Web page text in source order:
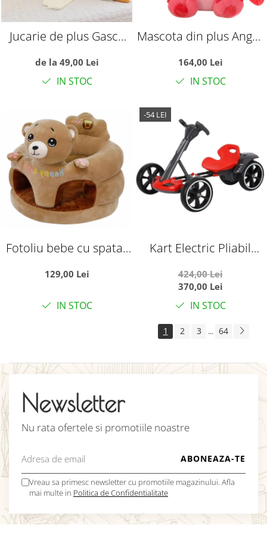
Jucarie de plus Gasca
de la 49,00 Lei
IN STOC
Mascota din plus Angel,
164,00 Lei
IN STOC
Fotoliu bebe cu spatar
Ursuletul maro Happy
129,00 Lei
IN STOC
-54 LEI
Kart Electric Pliabil
Rosu
424,00 Lei
370,00 Lei
IN STOC
1 2 3 ... 64
Newsletter
Nu rata ofertele si promotiile noastre
Vreau sa primesc newsletter cu promotiile magazinului. Afla
mai multe in Politica de Confidentialitate